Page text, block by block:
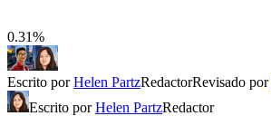
0.31%
Escrito porHelen PartzRedactorRevisado por
Escrito porHelen PartzRedactor